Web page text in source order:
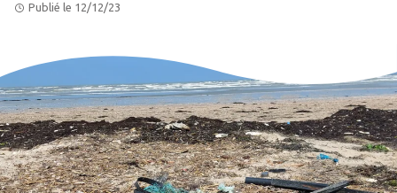
Nous rejoindre
Publié le 12/12/23